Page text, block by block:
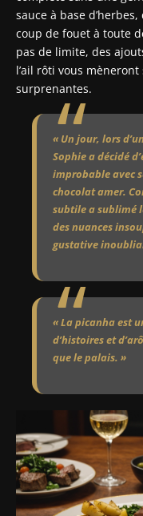
sauce à base
coup de fouet à toute
pas de limite, des
l’ail rôti vous
surprenantes.
« Un jour, lors
Sophie a décidé
improbable avec
chocolat amer.
subtile a sublimé
des nuances
gustative
« La picanha est
d’histoires et
que le palais. »